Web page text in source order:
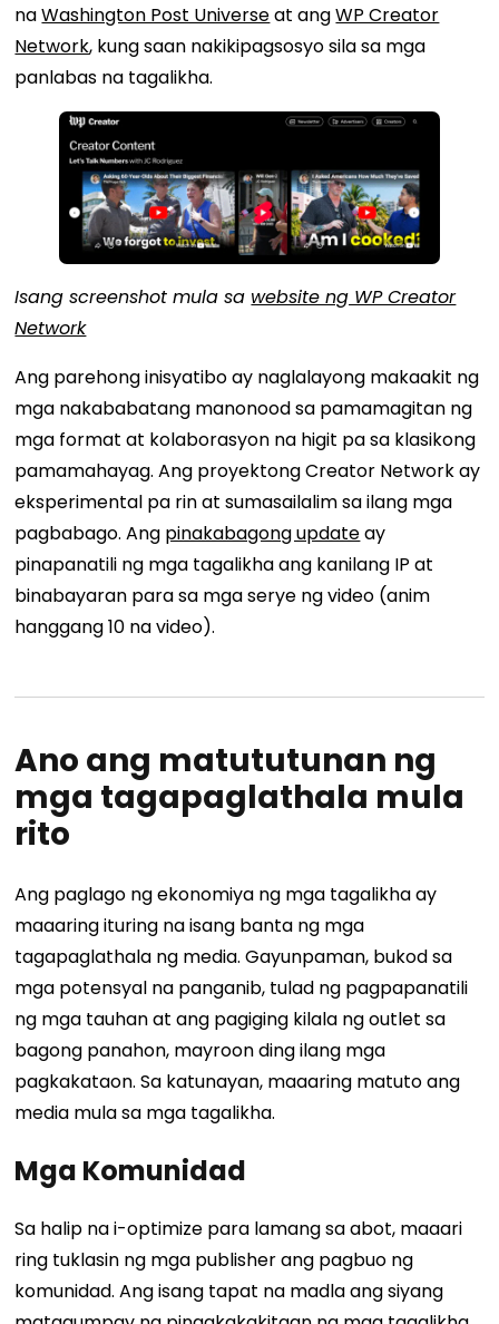
naWashington Post Universeat angWP Creator
Network, kung saan nakikipagsosyo sila sa mga
panlabas na tagalikha.
Isang screenshot mula sa website ng WP Creator
Network
Ang parehong inisyatibo ay naglalayong makaakit ng
mga nakababatang manonood sa pamamagitan ng
mga format at kolaborasyon na higit pa sa klasikong
pamamahayag. Ang proyektong Creator Network ay
eksperimental pa rin at sumasailalim sa ilang mga
pagbabago. Ang pinakabagong updateay
pinapanatili ng mga tagalikha ang kanilang IP at
binabayaran para sa mga serye ng video (anim
hanggang 10 na video).
Ano ang matututunan ng
mga tagapaglathala mula
rito
Ang paglago ng ekonomiya ng mga tagalikha ay
maaaring ituring na isang banta ng mga
tagapaglathala ng media. Gayunpaman, bukod sa
mga potensyal na panganib, tulad ng pagpapanatili
ng mga tauhan at ang pagiging kilala ng outlet sa
bagong panahon, mayroon ding ilang mga
pagkakataon. Sa katunayan, maaaring matuto ang
media mula sa mga tagalikha.
Mga Komunidad
Sa halip na i-optimize para lamang sa abot, maaari
ring tuklasin ng mga publisher ang pagbuo ng
komunidad. Ang isang tapat na madla ang siyang